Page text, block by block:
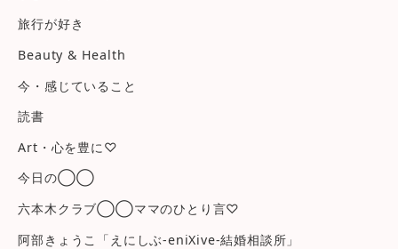
旅行が好き
Beauty & Health
今・感じていること
読書
Art・心を豊に♡
今日の◯◯
六本木クラブ◯◯ママのひとり言♡
阿部きょうこ「えにしぶ-eniXive-結婚相談所」